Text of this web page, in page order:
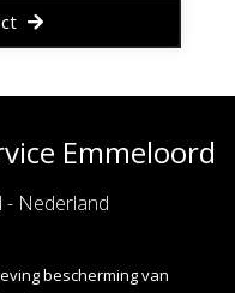
bescherming van
Emmeloord
- Nederland